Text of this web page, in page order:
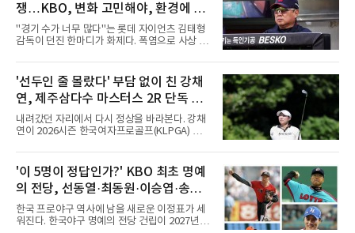
쟁…KBO, 변화 고민해야, 환경에 맞
는 경기 수가 바람직
"경기 수가 너무 많다"는 롯데 자이언츠 김태형
감독이 던진 한마디가 화제다. 폭염으로 사상 초
독은 단순히 더위를 이야기하지 않았다. 우천,
폭염, 부상 등 변수가 늘어나는 현실에서 현재
팀당 144경기 체제가 과연 지속 가능한지 질문
을 던졌다.물론 144경기가 세계적으로 특별히
많은 숫자는 아니다. 메이저리그는 팀당 162경
기, 일본프로야구도 143~144경기를 치른다. 숫
자만 놓고 보면 KBO가 유난히 혹사 구조라고 말
비교하기 어려울 정도로 폭염이 길어지고 강해
지고 있다. 여기에 장마, 이
'선두인 줄 몰랐다' 부담 없이 친 강채
연, 제주삼다수 마스터스 2R 단독 선
두
내려갔던 자리에서 다시 정상을 바라본다. 강채
연이 2026시즌 한국여자프로골프(KLPGA) 투어
억 원, 우승상금 1억8000만 원) 2라운드에서 단
독 선두로 도약했다.강채연은 7일 제주도 서귀
포의 테디밸리 골프앤리조트(파72)에서 열린 2
라운드에서 버디 5개와 보기 1개를 묶어 4언더
파 68타를 쳤다. 중간합계 9언더파 135타로 전
날 공동 4위에서 선두로 올라섰다. 공동 2위 그
룹(8언더파 136타)과는 한 타 차다.이 대회는 그
'이 5명이 정답인가?' KBO 최초 명예
의 전당, 선동열·최동원·이승엽·송진
우·김응용을 둘러싼 논쟁
한국 프로야구 역사에 남을 새로운 이정표가 세
워진다. 한국야구 명예의 전당 건립이 2027년으